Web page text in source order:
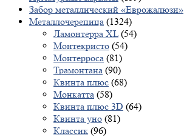
Забор металлический «Еврожалюзи»
Металлочерепица (1324)
Ламонтерра XL (54)
Монтекристо (54)
Монтерроса (81)
Трамонтана (90)
Квинта плюс (68)
Монкатта (58)
Квинта плюс 3D (64)
Квинта уно (81)
Классик (96)